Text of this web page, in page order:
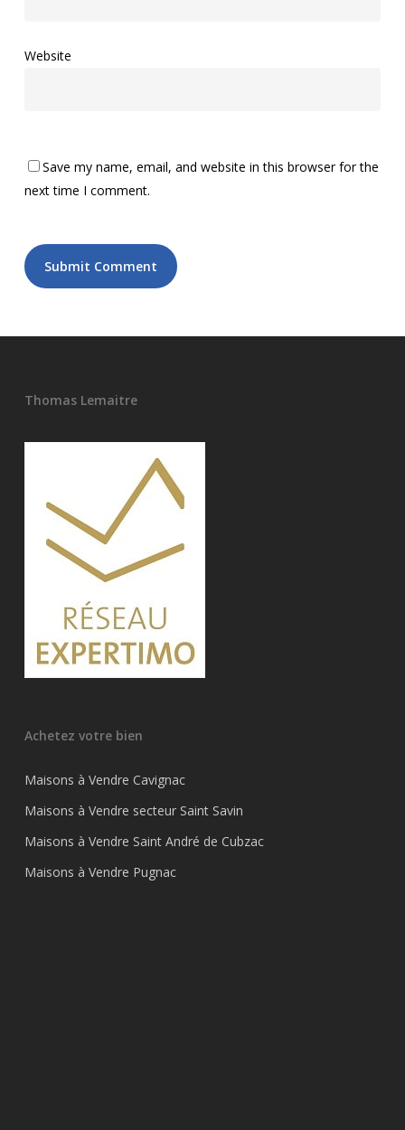
Website
Save my name, email, and website in this browser for the
next time I comment.
Thomas Lemaitre
Achetez votre bien
Maisons à Vendre Cavignac
Maisons à Vendre secteur Saint Savin
Maisons à Vendre Saint André de Cubzac
Maisons à Vendre Pugnac